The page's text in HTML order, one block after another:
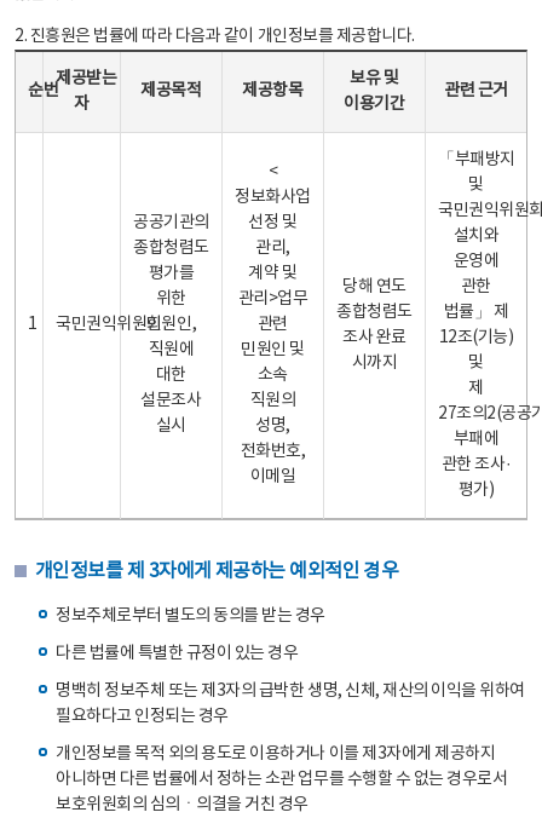
2. 진흥원은 법률에 따라 다음과 같이 개인정보를 제공합니다.
순번
제공받는
자
제공목적 제공항목
보유 및
이용기간
관련 근거
1 국민권익위원회
공공기관의
종합청렴도
평가를
위한
민원인,
직원에
대한
설문조사
실시
<
정보화사업
선정 및
관리,
계약 및
관리>업무
관련
민원인 및
소속
직원의
성명,
전화번호,
이메일
당해 연도
종합청렴도
조사 완료
시까지
「부패방지
및
국민권익위원
설치와
운영에
관한
법률」 제
12조(기능)
및
제
27조의2(공공
부패에
관한 조사·
평가)
개인정보를 제 3자에게 제공하는 예외적인 경우
정보주체로부터 별도의 동의를 받는 경우
다른 법률에 특별한 규정이 있는 경우
명백히 정보주체 또는 제3자의 급박한 생명, 신체, 재산의 이익을 위하여
필요하다고 인정되는 경우
개인정보를 목적 외의 용도로 이용하거나 이를 제3자에게 제공하지
아니하면 다른 법률에서 정하는 소관 업무를 수행할 수 없는 경우로서
보호위원회의 심의ㆍ의결을 거친 경우